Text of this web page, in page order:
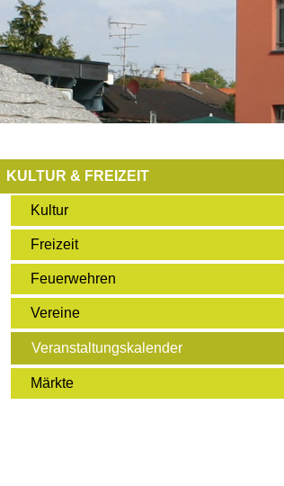
KULTUR & FREIZEIT
Kultur
Freizeit
Feuerwehren
Vereine
Veranstaltungskalender
Märkte